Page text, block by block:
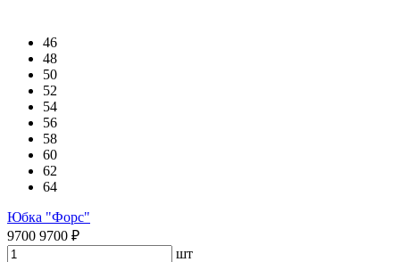
46
48
50
52
54
56
58
60
62
64
Юбка "Форс"
9700 9700 ₽
шт